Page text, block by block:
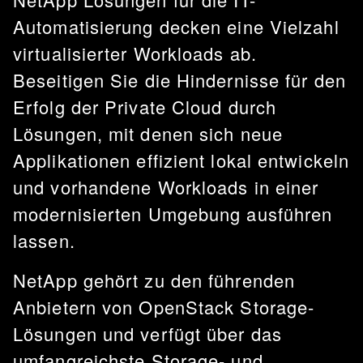
Automatisierung decken eine Vielzahl
virtualisierter Workloads ab.
Beseitigen Sie die Hindernisse für den
Erfolg der Private Cloud durch
Lösungen, mit denen sich neue
Applikationen effizient lokal entwickeln
und vorhandene Workloads in einer
modernisierten Umgebung ausführen
lassen.
NetApp gehört zu den führenden
Anbietern von OpenStack Storage-
Lösungen und verfügt über das